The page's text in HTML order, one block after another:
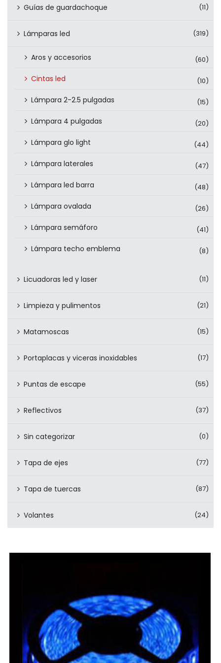
Guías de guardachoque (11)
Lámparas led (319)
Aros y accesorios (60)
Cintas led (10)
Lámpara 2-2.5 pulgadas (15)
Lámpara 4 pulgadas (20)
Lámpara glo light (44)
Lámpara laterales (47)
Lámpara led barra (48)
Lámpara ovalada (26)
Lámpara semáforo (41)
Lámpara techo emblema (8)
Licuadoras led y laser (11)
Limpieza y pulimentos (21)
Matamoscas (15)
Portaplacas y viceras inoxidables (17)
Puntas de escape (55)
Reflectivos (37)
Sin categorizar (0)
Tapa de ejes (77)
Tapa de tuercas (87)
Volantes (24)